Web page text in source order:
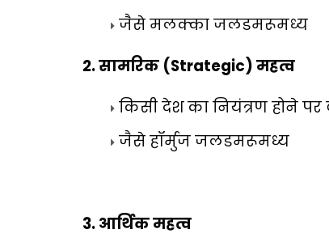
जैसे मलक्का जलडमरूमध्य
2.सामरिक (Strategic)महत्व
किसी देश का नियंत्रण होने पर
जैसे हॉर्मुज जलडमरूमध्य
3.आर्थिक महत्व